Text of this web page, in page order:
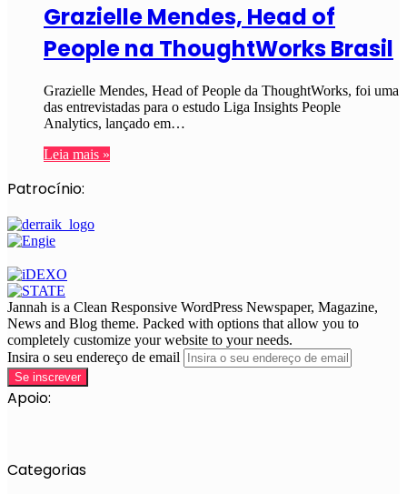
Grazielle Mendes, Head of
People na ThoughtWorks Brasil
Grazielle Mendes, Head of People da ThoughtWorks, foi uma
das entrevistadas para o estudo Liga Insights People
Analytics, lançado em…
Leia mais »
Patrocínio:
Jannah is a Clean Responsive WordPress Newspaper, Magazine,
News and Blog theme. Packed with options that allow you to
completely customize your website to your needs.
Insira o seu endereço de email
Apoio:
Categorias